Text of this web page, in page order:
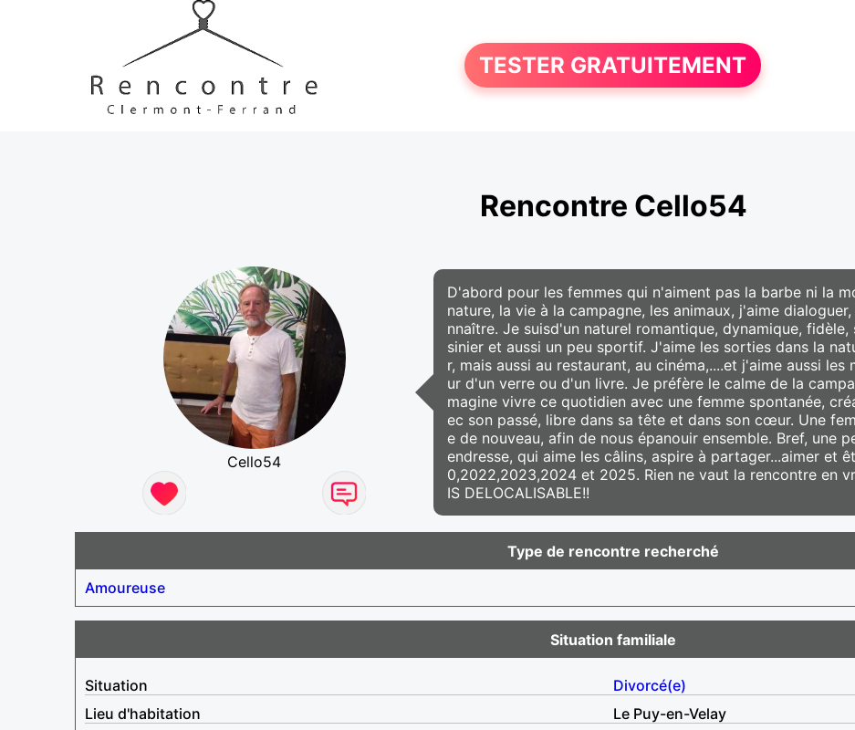
TESTER GRATUITEMENT
Rencontre Cello54
Cello54
D'abord pour les femmes qui n'aiment pas la barbe ni la
nature, la vie à la campagne, les animaux, j'aime
nnaître. Je suisd'un naturel romantique, dynamique,
sinier et aussi un peu sportif. J'aime les sorties dans la
r, mais aussi au restaurant, au cinéma,....et j'aime aussi
ur d'un verre ou d'un livre. Je préfère le calme de la
magine vivre ce quotidien avec une femme spontanée,
ec son passé, libre dans sa tête et dans son cœur. Une
e de nouveau, afin de nous épanouir ensemble. Bref, une
endresse, qui aime les câlins, aspire à partager...aimer et
0,2022,2023,2024 et 2025. Rien ne vaut la rencontre en
IS DELOCALISABLE!!
Type de rencontre recherché
Amoureuse
Situation familiale
Situation
Divorcé(e)
Lieu d'habitation
Le Puy-en-Velay